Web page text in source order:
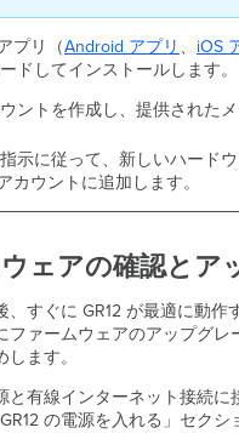
レ
ー
ル
取
り
付
る
デ
ス
ク
や
へ
の
プリ（Android アプリ 、 iOS
ドしてインストールします。
ントを作成し、提供された
示に従って、新しいハードウ
カウントに追加します。
ェアの確認とア
、すぐに GR12 が最適に動作
ファームウェアのアップグレ
ます。
と有線インターネット接続に
の電源を入れる」セクシ